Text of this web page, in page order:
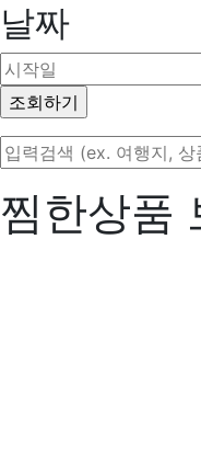
날짜
찜한상품